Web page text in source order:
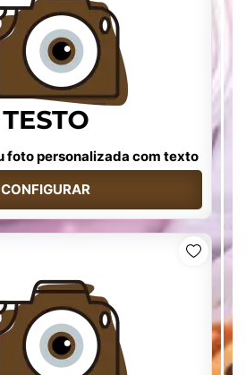
foto personalizada com texto
CONFIGURAR